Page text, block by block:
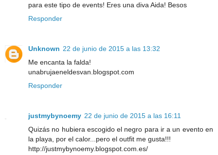
para este tipo de events! Eres una diva Aida! Besos
Responder
Unknown 22 de junio de 2015 a las 13:32
Me encanta la falda!
unabrujaeneldesvan.blogspot.com
Responder
justmybynoemy 22 de junio de 2015 a las 16:11
Quizás no hubiera escogido el negro para ir a un evento en
la playa, por el calor...pero el outfit me gusta!!!
http://justmybynoemy.blogspot.com.es/